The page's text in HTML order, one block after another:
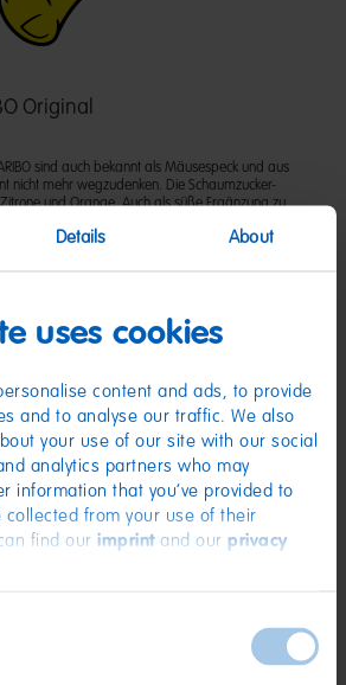
Details About
uses cookies
content and ads, to provide
and to analyse our traffic. We also
your use of our site with our social
analytics partners who may
information that you’ve provided to
collected from your use of their
find our imprintand our privacy
Original
sind auch bekannt als Mäusespeck und aus
nicht mehr wegzudenken. Die Schaumzucker-
und Orange. Auch als süße Ergänzung zu
Zucker; Glukosesirup; Dextrose; Gelatine;
Frucht- und Pflanzenkonzentrate: Rettich,
weiß und gelb. Kann Spuren von MILCH,
pro 100 g
1482 kJ/349 kcal